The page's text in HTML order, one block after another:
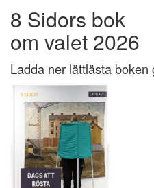
8 Sidors bok
om valet 2026
Ladda ner lättlästa boken